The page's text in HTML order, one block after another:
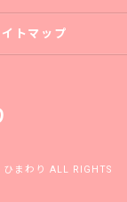
トマップ
まわり ALL RIGHTS